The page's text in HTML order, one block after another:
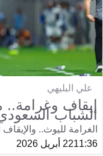
علي البليهي
إيقاف وغرامة..
الشباب
الغرامة لليوث..
11:3622 أبريل 2026